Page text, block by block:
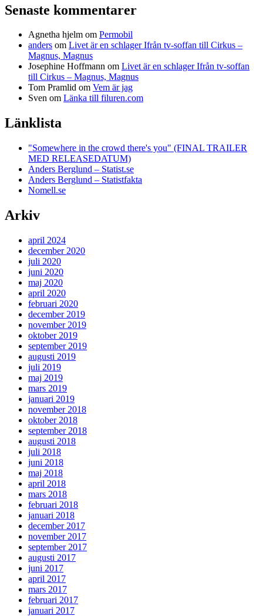
Senaste kommentarer
Agnetha hjelm om Permobil
anders om Livet är en schlager Ifrån tv-soffan till Cirkus –
Magnus, Magnus
Josephine Hoffmann om Livet är en schlager Ifrån tv-soffan
till Cirkus – Magnus, Magnus
Tom Pramlid om Vem är jag
Sven om Länka till filuren.com
Länklista
"Somewhere in the crowd there's you" (FINAL TRAILER
MED RELEASEDATUM)
Anders Berglund – Statist.se
Anders Berglund – Statistfakta
Nomell.se
Arkiv
april 2024
december 2020
juli 2020
juni 2020
maj 2020
april 2020
februari 2020
december 2019
november 2019
oktober 2019
september 2019
augusti 2019
juli 2019
maj 2019
mars 2019
januari 2019
november 2018
oktober 2018
september 2018
augusti 2018
juli 2018
juni 2018
maj 2018
april 2018
mars 2018
februari 2018
januari 2018
december 2017
november 2017
september 2017
augusti 2017
juni 2017
april 2017
mars 2017
februari 2017
januari 2017